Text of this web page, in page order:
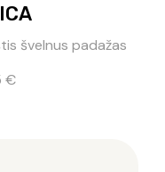
švelnus padažas
€